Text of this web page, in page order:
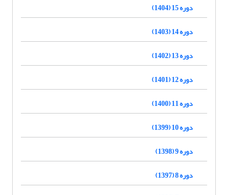
دوره 15 (1404)
دوره 14 (1403)
دوره 13 (1402)
دوره 12 (1401)
دوره 11 (1400)
دوره 10 (1399)
دوره 9 (1398)
دوره 8 (1397)